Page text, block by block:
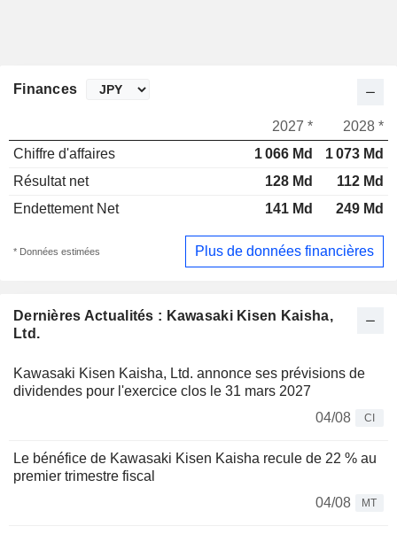
Dernières Actualités : Kawasaki Kisen Kaisha,
Ltd.
Kawasaki Kisen Kaisha, Ltd. annonce ses prévisions de
dividendes pour l'exercice clos le 31 mars 2027
04/08
CI
Le bénéfice de Kawasaki Kisen Kaisha recule de 22 % au
premier trimestre fiscal
04/08
MT
Finances
2027 *
2028 *
Chiffre d'affaires
1 066 Md
1 073 Md
Résultat net
128 Md
112 Md
Endettement Net
141 Md 249 Md
* Données estimées Plus de données financières